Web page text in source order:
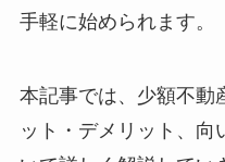
手軽に始められます。
本記事では、少額不動
ット・デメリット、向